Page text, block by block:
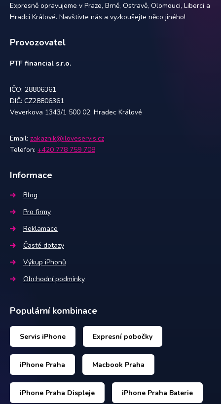
Expresně opravujeme v Praze, Brně, Ostravě, Olomouci, Liberci a
Hradci Králové. Navštivte nás a vyzkoušejte něco jiného!
Provozovatel
PTF financial s.r.o.
IČO: 28806361
DIČ: CZ28806361
Veverkova 1343/1 500 02, Hradec Králové
Email: zakaznik@iloveservis.cz
Telefon: +420 778 759 708
Informace
Blog
Pro firmy
Reklamace
Časté dotazy
Výkup iPhonů
Obchodní podmínky
Populární kombinace
Servis iPhone Expresní pobočky
iPhone Praha Macbook Praha
iPhone Praha Displeje iPhone Praha Baterie